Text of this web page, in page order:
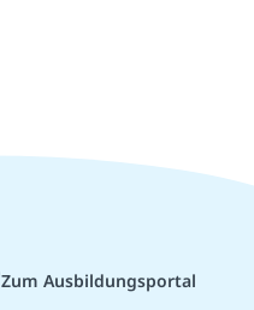
Zum Ausbildungsportal